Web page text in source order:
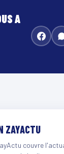
A
ZAYACTU
couvre